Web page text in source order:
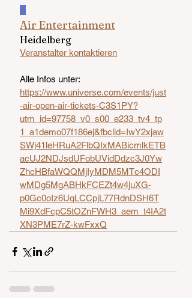
A
Air Entertainment
Heidelberg
Veranstalter kontaktieren
Alle Infos unter:
https://www.universe.com/events/just
-air-open-air-tickets-C3S1PY?
utm_id=97758_v0_s00_e233_tv4_tp
1_a1demo07f186ej&fbclid=IwY2xjaw
SWj41leHRuA2FlbQIxMABicmlkETB
acUJ2NDJsdUFobUVidDdzc3J0Yw
ZhcHBfaWQQMjIyMDM5MTc4ODI
wMDg5MgABHkFCEZt4w4juXG-
p0Gc0oIz6UqLCCpjL77RdnDSH6T
Mi9XdFcpC5tOZnFWH3_aem_t4IA2t
XN3PME7rZ-kwFxxQ